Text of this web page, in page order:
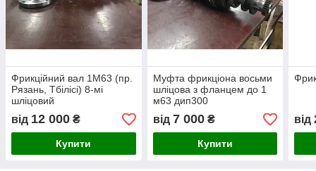
Фрикційний вал 1М63 (пр.
Рязань, Тбілісі) 8-мі
шліцовий
від 12 000 ₴
Купити
Муфта фрикціона восьми
шліцова з фланцем до 1
м63 дип300
від 7 000₴
Купити
від